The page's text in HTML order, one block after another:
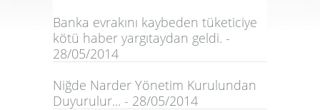
Banka evrakını kaybeden tüketiciye
kötü haber yargıtaydan geldi. -
28/05/2014
Niğde Narder Yönetim Kurulundan
Duyurulur... - 28/05/2014